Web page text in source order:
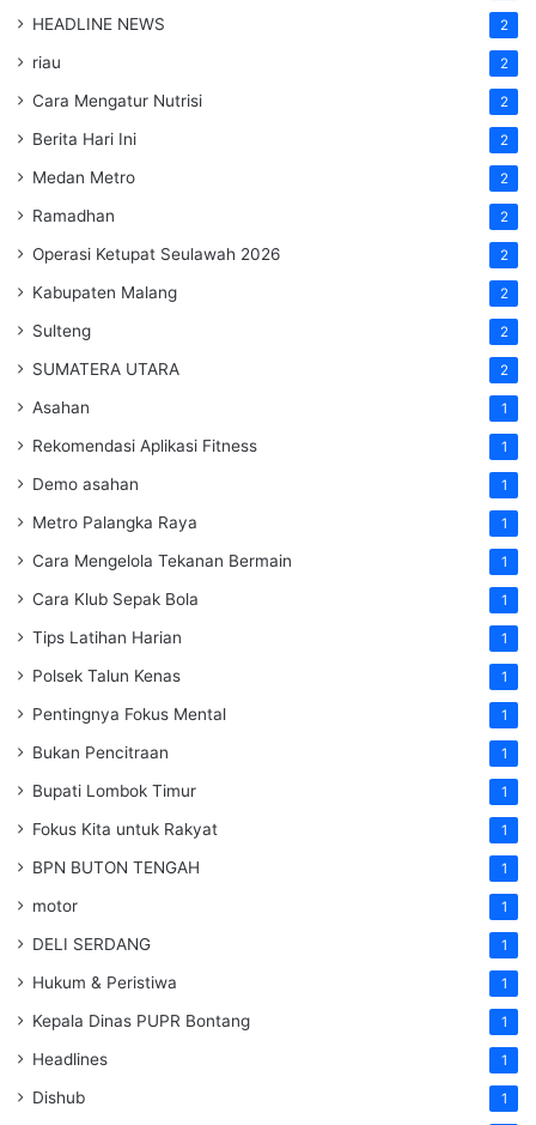
HEADLINE NEWS 2
riau 2
Cara Mengatur Nutrisi 2
Berita Hari Ini 2
Medan Metro 2
Ramadhan 2
Operasi Ketupat Seulawah 2026 2
Kabupaten Malang 2
Sulteng 2
SUMATERA UTARA 2
Asahan 1
Rekomendasi Aplikasi Fitness 1
Demo asahan 1
Metro Palangka Raya 1
Cara Mengelola Tekanan Bermain 1
Cara Klub Sepak Bola 1
Tips Latihan Harian 1
Polsek Talun Kenas 1
Pentingnya Fokus Mental 1
Bukan Pencitraan 1
Bupati Lombok Timur 1
Fokus Kita untuk Rakyat 1
BPN BUTON TENGAH 1
motor 1
DELI SERDANG 1
Hukum & Peristiwa 1
Kepala Dinas PUPR Bontang 1
Headlines 1
Dishub 1